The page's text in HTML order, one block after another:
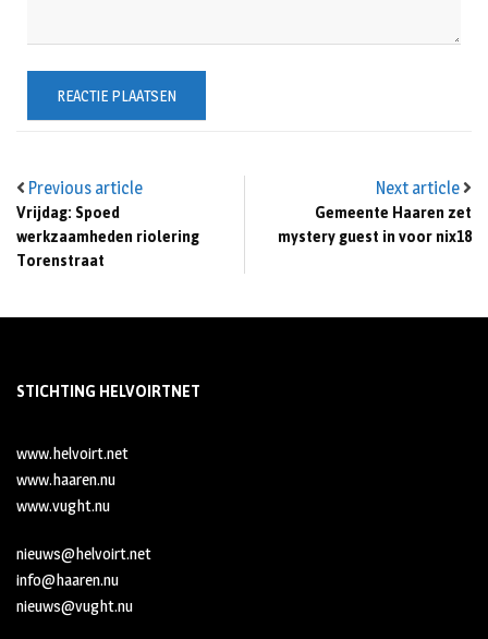
Previous article
Vrijdag: Spoed
werkzaamheden riolering
Torenstraat
Next article
Gemeente Haaren zet
mystery guest in voor nix18
STICHTING HELVOIRTNET
www.helvoirt.net
www.haaren.nu
www.vught.nu
nieuws@helvoirt.net
info@haaren.nu
nieuws@vught.nu